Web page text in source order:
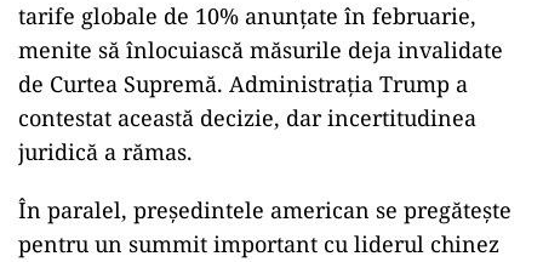
tarife globale de 10% anunțate în februarie,
menite să înlocuiască măsurile deja invalidate
de Curtea Supremă. Administrația Trump a
contestat această decizie, dar incertitudinea
juridică a rămas.
În paralel, președintele american se pregătește
pentru un summit important cu liderul chinez